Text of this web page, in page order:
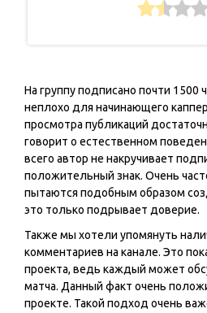
На группу подписано почти 1500
неплохо для начинающего
просмотра публикаций
говорит о естественном
всего автор не накручивает
положительный знак. Очень
пытаются подобным образом
это только подрывает доверие.
Также мы хотели упомянуть
комментариев на канале. Это
проекта, ведь каждый может
матча. Данный факт очень
проекте. Такой подход очень